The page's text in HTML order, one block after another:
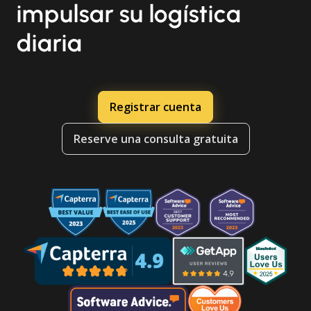
impulsar su logística
diaria
Registrar cuenta
Reserve una consulta gratuita